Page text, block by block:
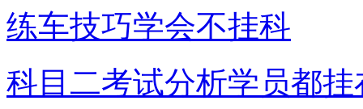
练车技巧学会不挂科
科目二考试分析学员都